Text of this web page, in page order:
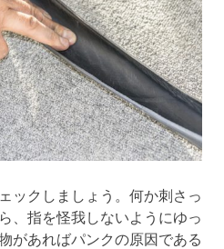
ックしましょう。何か刺さっ
、指を怪我しないようにゆっ
があればパンクの原因である